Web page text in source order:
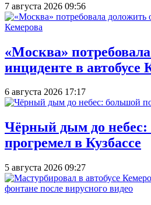
7 августа 2026 09:56
«Москва»
инциденте в автобусе
6 августа 2026 17:17
Чёрный дым до
прогремел в Кузбассе
5 августа 2026 09:27